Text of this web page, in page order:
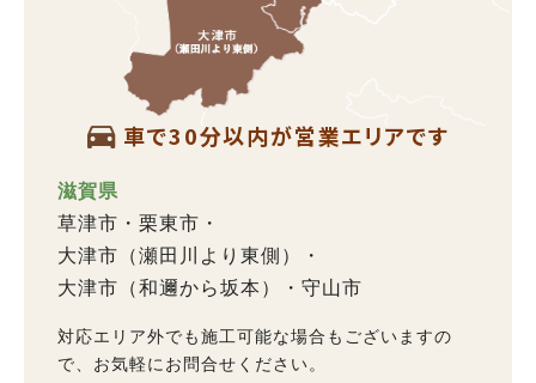
車で30分以内が営業エリアです
滋賀県
草津市
栗東市
大津市（瀬田川より東側）
大津市（和邇から坂本）
守山市
対応エリア外でも施工可能な場合もございますの
で、お気軽にお問合せください。